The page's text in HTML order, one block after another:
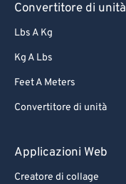
Convertitore di unità
Lbs A Kg
Kg A Lbs
Feet A Meters
Convertitore di unità
Applicazioni Web
Creatore di collage